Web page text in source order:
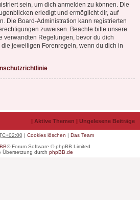
sein, um dich anmelden zu können. Die
erledigt und ermöglicht dir, auf
Die Board-Administration kann registrierten
zuweisen. Beachte bitte unsere
verwandten Regelungen, bevor du dich
jeweiligen Forenregeln, wenn du dich in
| Aktive Themen | Ungelesene Beiträge
| Cookies löschen | Das Team
® Forum Software © phpBB Limited
Übersetzung durch phpBB.de